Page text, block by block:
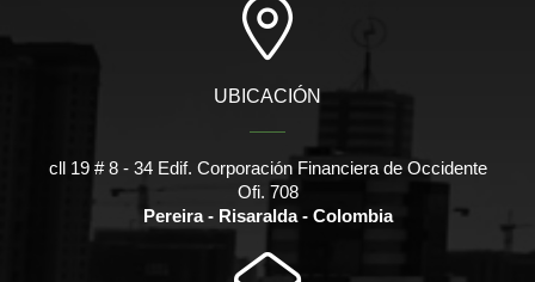
UBICACIÓN
cll 19 # 8 - 34 Edif. Corporación Financiera de Occidente
Ofi. 708
Pereira - Risaralda - Colombia